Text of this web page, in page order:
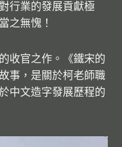
行業的發展貢獻極
之無愧！
收官之作。《鐵宋的
事，是關於柯老師職
中文造字發展歷程的